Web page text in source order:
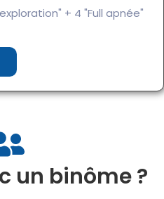
+ 4 "Full apnée"
un binôme ?